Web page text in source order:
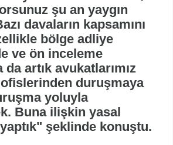
şu an yaygın
davaların kapsamını
bölge adliye
ve ön inceleme
artık avukatlarımız
ofislerinden duruşmaya
yoluyla
Buna ilişkin yasal
şeklinde konuştu.